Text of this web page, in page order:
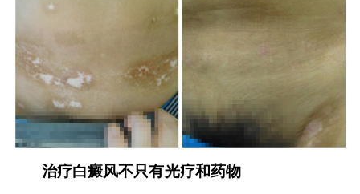
治疗白癜风不只有光疗和药物